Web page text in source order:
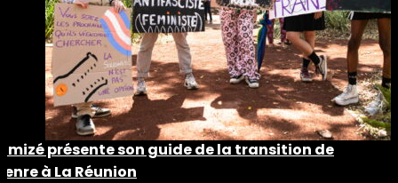
présente son guide de la transition de
à La Réunion